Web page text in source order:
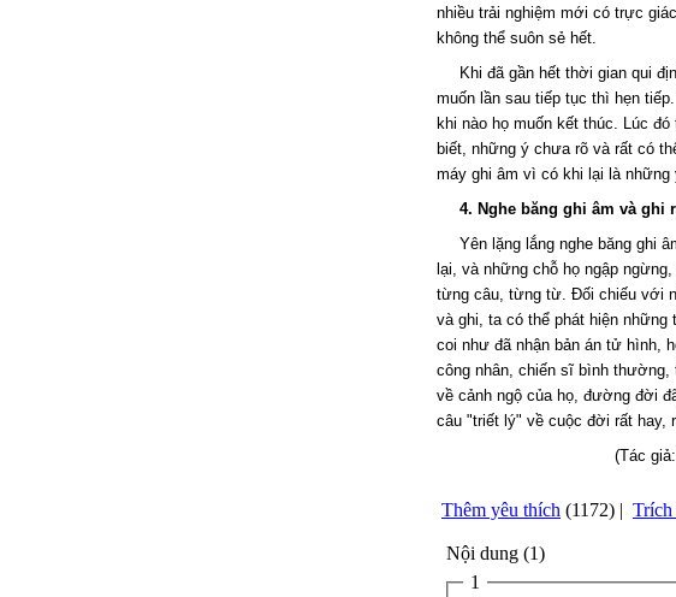
nhiều trải nghiệm mới có trực
không thể suôn sẻ hết.
Khi đã gần hết thời gian qui
muốn lần sau tiếp tục thì hẹn
khi nào họ muốn kết thúc. Lúc
biết, những ý chưa rõ và rất có
máy ghi âm vì có khi lại là
4. Nghe băng ghi âm và ghi
Yên lặng lắng nghe băng ghi
lại, và những chỗ họ ngập
từng câu, từng từ. Đối chiếu với
và ghi, ta có thể phát hiện
coi như đã nhận bản án tử hình,
công nhân, chiến sĩ bình thường,
về cảnh ngộ của họ, đường đời
câu "triết lý" về cuộc đời rất hay,
(Tác giả:
Thêm yêu thích (1172) | Trích
Nội dung (1)
1